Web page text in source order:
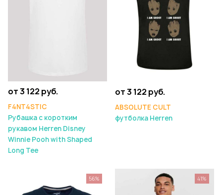
от 3 122 руб.
F4NT4STIC
Рубашка с коротким
рукавом Herren Disney
Winnie Pooh with Shaped
Long Tee
от 3 122 руб.
ABSOLUTE CULT
футболка Herren
56% 41%